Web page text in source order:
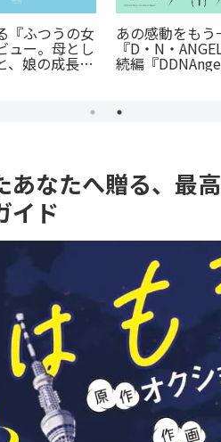
と連携する転
ジー：『君に
』完全解説
監獄×魔法少女
ーム。コミカラ
速する『魔法少
裁判』の魅力
あなたへ贈る、最
イド